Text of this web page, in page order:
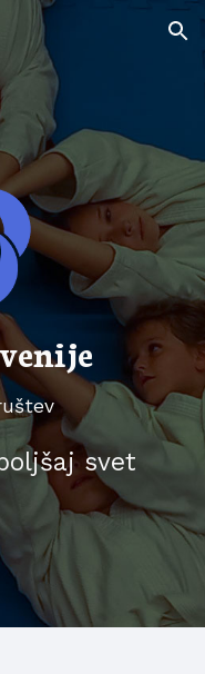
Skip to navigation
svet